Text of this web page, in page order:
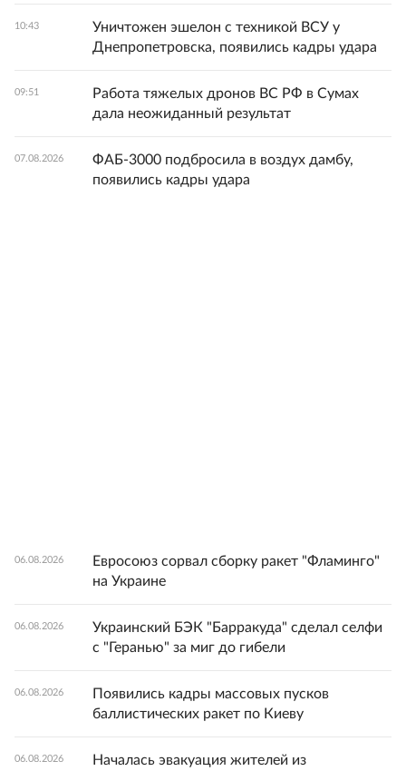
10:43
Уничтожен эшелон с техникой ВСУ у
Днепропетровска, появились кадры удара
09:51
Работа тяжелых дронов ВС РФ в Сумах
дала неожиданный результат
07.08.2026
ФАБ-3000 подбросила в воздух дамбу,
появились кадры удара
06.08.2026
Евросоюз сорвал сборку ракет "Фламинго"
на Украине
06.08.2026
Украинский БЭК "Барракуда" сделал селфи
с "Геранью" за миг до гибели
06.08.2026
Появились кадры массовых пусков
баллистических ракет по Киеву
06.08.2026
Началась эвакуация жителей из